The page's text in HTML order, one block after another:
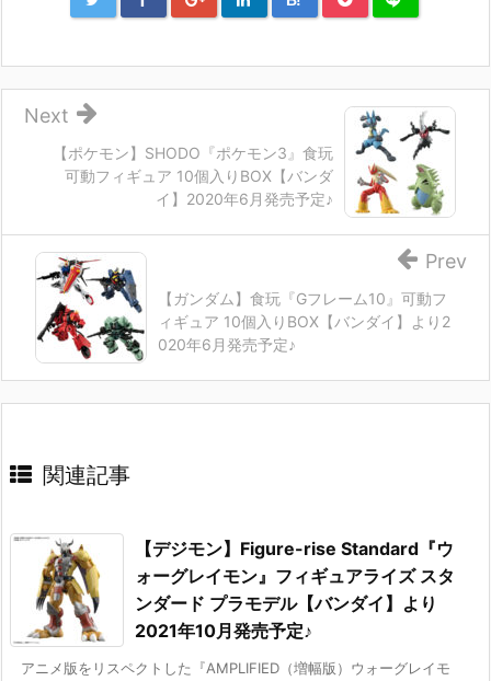
【ポケモン】SHODO『ポケモン3』食玩
可動フィギュア 10個入りBOX【バンダ
イ】2020年6月発売予定♪
Next
【ガンダム】食玩『Gフレーム10』可動フ
ィギュア 10個入りBOX【バンダイ】より2
020年6月発売予定♪
Prev
関連記事
【デジモン】Figure-rise Standard『ウ
ォーグレイモン』フィギュアライズ スタ
ンダード プラモデル【バンダイ】より
2021年10月発売予定♪
アニメ版をリスペクトした『AMPLIFIED（増幅版）ウォーグレイモ